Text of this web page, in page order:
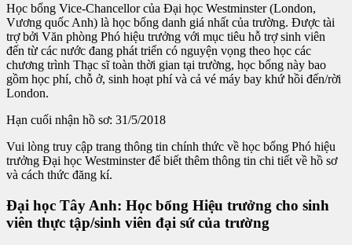
Học bổng Vice-Chancellor của Đại học Westminster (London,
Vương quốc Anh) là học bổng danh giá nhất của trường. Được tài
trợ bởi Văn phòng Phó hiệu trưởng với mục tiêu hỗ trợ sinh viên
đến từ các nước đang phát triển có nguyện vọng theo học các
chương trình Thạc sĩ toàn thời gian tại trường, học bổng này bao
gồm học phí, chỗ ở, sinh hoạt phí và cả vé máy bay khứ hồi đến/rời
London.
Hạn cuối nhận hồ sơ: 31/5/2018
Vui lòng truy cập trang thông tin chính thức về học bổng Phó hiệu
trưởng Đại học Westminster để biết thêm thông tin chi tiết về hồ sơ
và cách thức đăng kí.
Đại học Tây Anh: Học bổng Hiệu trưởng cho sinh
viên thực tập/sinh viên đại sứ của trường